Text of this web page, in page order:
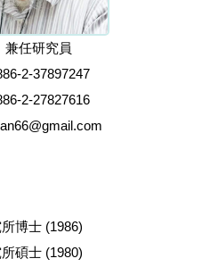
兼任研究員
2-37897247
2-27827616
博士 (1986)
碩士 (1980)